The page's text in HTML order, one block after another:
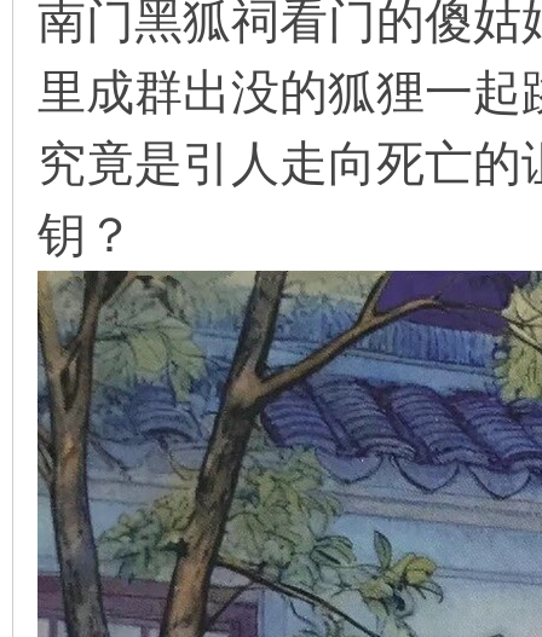
南门黑狐祠看门的傻
里成群出没的狐狸一
究竟是引人走向死亡
钥？